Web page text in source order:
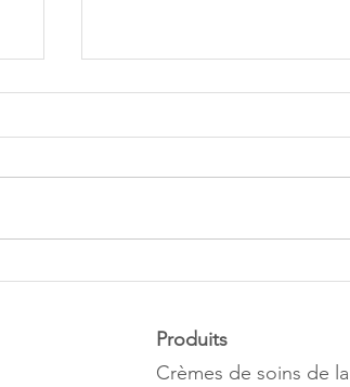
IDÉES FAUSSES
Produits
Crèmes de soins de la